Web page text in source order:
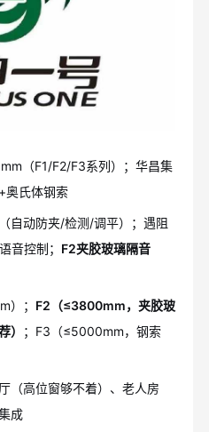
（F1/F2/F3系列）；华昌集
奥氏体钢索
自动防夹/检测/调平）；遇阻
音控制； F2夹胶玻璃隔音
）； F2（≤3800mm，夹胶玻
）
；F3（≤5000mm，钢索
（高位窗够不着）、老人房
成